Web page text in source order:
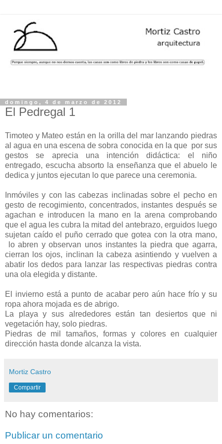
domingo, 4 de marzo de 2012
El Pedregal 1
Timoteo y Mateo están en la orilla del mar lanzando piedras
al agua en una escena de sobra conocida en la que por sus
gestos se aprecia una intención didáctica: el niño
entregado, escucha absorto la enseñanza que el abuelo le
dedica y juntos ejecutan lo que parece una ceremonia.
Inmóviles y con las cabezas inclinadas sobre el pecho en
gesto de recogimiento, concentrados, instantes después se
agachan e introducen la mano en la arena comprobando
que el agua les cubra la mitad del antebrazo, erguidos luego
sujetan caído el puño cerrado que gotea con la otra mano,
lo abren y observan unos instantes la piedra que agarra,
cierran los ojos, inclinan la cabeza asintiendo y vuelven a
abatir los dedos para lanzar las respectivas piedras contra
una ola elegida y distante.
El invierno está a punto de acabar pero aún hace frío y su
ropa ahora mojada es de abrigo.
La playa y sus alrededores están tan desiertos que ni
vegetación hay, solo piedras.
Piedras de mil tamaños, formas y colores en cualquier
dirección hasta donde alcanza la vista.
Mortiz Castro
Compartir
No hay comentarios:
Publicar un comentario